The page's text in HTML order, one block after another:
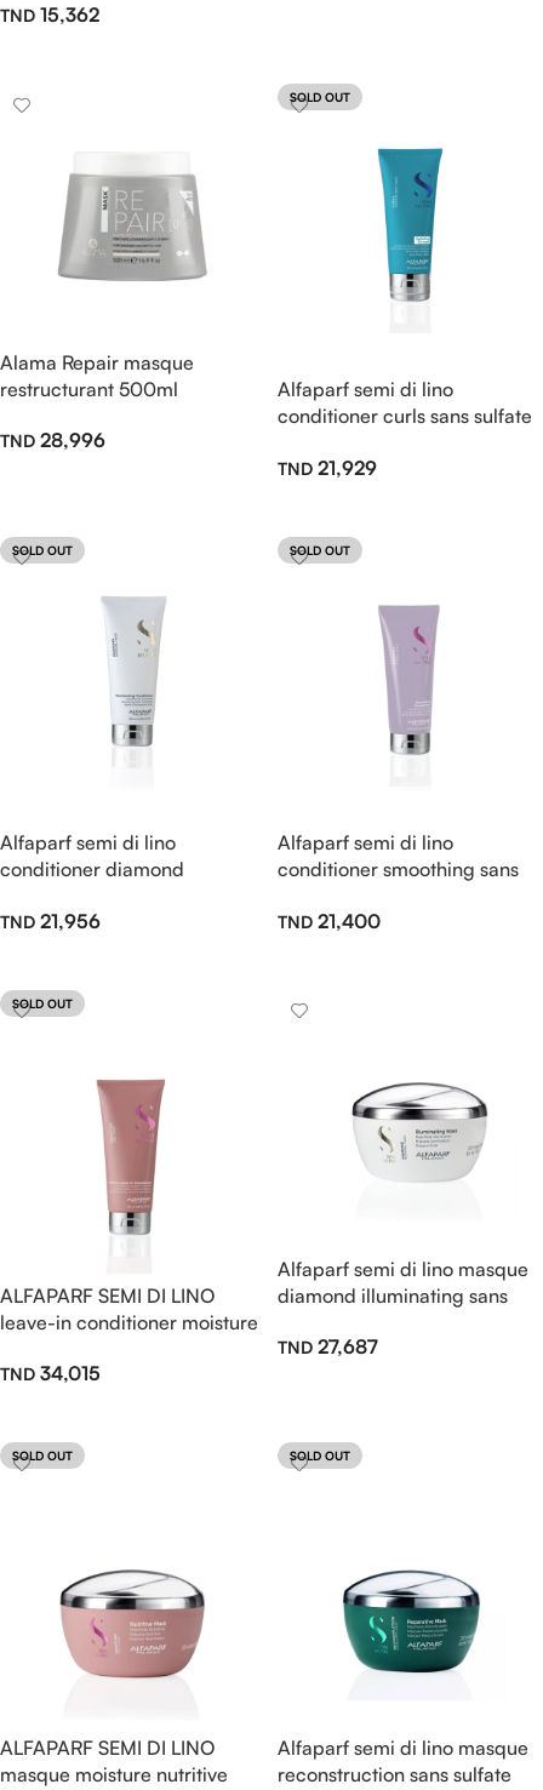
15,362
Alama Repair masque
restructurant 500ml
28,996
SOLD OUT
Alfaparf semi di lino
conditioner curls sans sulfate
21,929
SOLD OUT
Alfaparf semi di lino
conditioner diamond
200ml21,956
SOLD OUT
Alfaparf semi di lino
conditioner smoothing sans
21,400
SOLD OUT
ALFAPARF SEMI DI LINO
leave-in conditioner moisture
34,015
Alfaparf semi di lino masque
diamond illuminating sans
27,687
SOLD OUT
ALFAPARF SEMI DI LINO
masque moisture nutritive
SOLD OUT
Alfaparf semi di lino masque
reconstruction sans sulfate